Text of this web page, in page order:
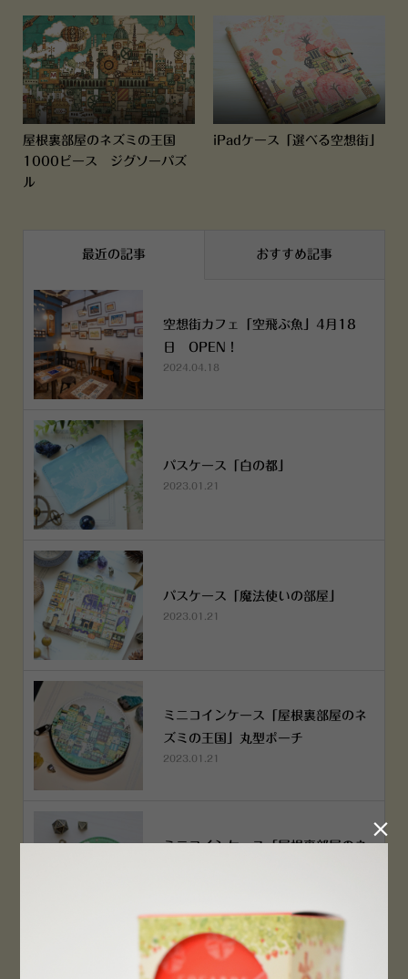
屋根裏部屋のネズミの王国
1000ピース ジグソーパズ
ル
iPadケース「選べる空想街」
最近の記事 おすすめ記事
空想街カフェ「空飛ぶ魚」4月18
日 OPEN！
2024.04.18
パスケース「白の都」
2023.01.21
パスケース「魔法使いの部屋」
2023.01.21
ミニコインケース「屋根裏部屋のネ
ズミの王国」丸型ポーチ
2023.01.21
ミニコインケース「屋根裏部屋のネ
横浜赤レンガ倉庫店 12月6日 O
